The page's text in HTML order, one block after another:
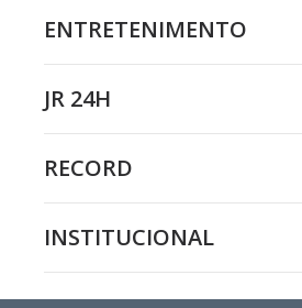
ENTRETENIMENTO
JR 24H
RECORD
INSTITUCIONAL